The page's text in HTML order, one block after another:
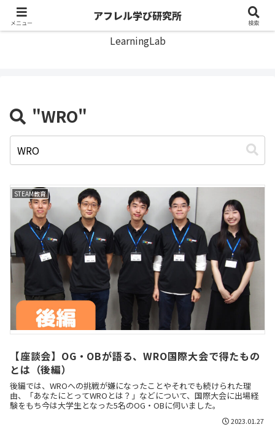
アフレル学び研究所
LearningLab
"WRO"
STEAM教育
【座談会】OG・OBが語る、WRO国際大会で得たもの
とは（後編）
後編では、WROへの挑戦が嫌になったことやそれでも続けられた理
由、「あなたにとってWROとは？」などについて、国際大会に出場経
験をもち今は大学生となった5名のOG・OBに伺いました。
2023.01.27
メニュー
アフレル学び研究所
検索